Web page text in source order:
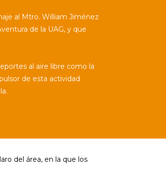
al Mtro. William Jiménez
de la UAG, y que
al aire libre como la
de esta actividad
del área, en la que los